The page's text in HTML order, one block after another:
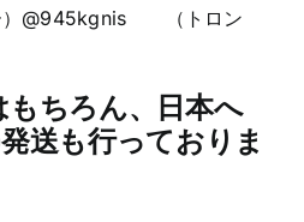
）@945kgnis （トロン
もちろん、日本へ
送も行っておりま